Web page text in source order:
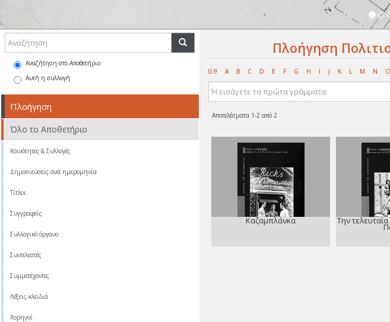
Πλοήγηση
0-9 A B C D E F G H I J K L M N O
Αποτελέσματα 1-2 από 2
Καζαμπλάνκα Την
Αναζήτηση στο Αποθετήριο
Αυτή η συλλογή
Πλοήγηση
Όλο το Αποθετήριο
Κοινότητες & Συλλογές
Δημοσιεύσεις ανά ημερομηνία
Τίτλοι
Συγγραφείς
Συλλογικό όργανο
Συντελεστές
Συμμετέχοντες
Λέξεις-κλειδιά
Χορηγοί